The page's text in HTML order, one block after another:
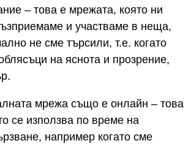
– това е мрежата, която ни
и участваме в неща,
не сме търсили, т.е. когато
на яснота и прозрение,
мрежа също е онлайн – това
се използва по време на
например когато сме